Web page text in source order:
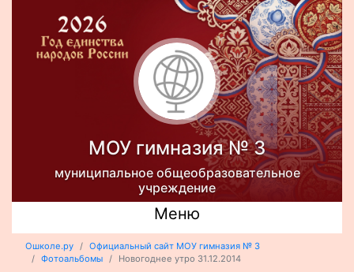
МОУ гимназия № 3
муниципальное общеобразовательное
учреждение
Меню
Ошколе.ру
Официальный сайт МОУ гимназия № 3
Фотоальбомы
Новогоднее утро 31.12.2014